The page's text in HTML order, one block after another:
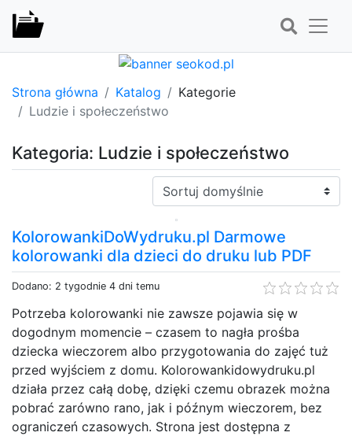
Strona główna Katalog
Kategorie
Ludzie i społeczeństwo
Kategoria: Ludzie i społeczeństwo
Sortuj:
KolorowankiDoWydruku.pl Darmowe
kolorowanki dla dzieci do druku lub PDF
Dodano: 2 tygodnie 4 dni temu
Potrzeba kolorowanki nie zawsze pojawia się w
dogodnym momencie – czasem to nagła prośba
dziecka wieczorem albo przygotowania do zajęć tuż
przed wyjściem z domu. Kolorowankidowydruku.pl
działa przez całą dobę, dzięki czemu obrazek można
pobrać zarówno rano, jak i późnym wieczorem, bez
ograniczeń czasowych. Strona jest dostępna z